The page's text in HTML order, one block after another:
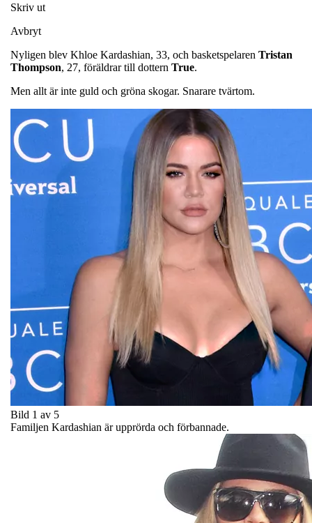
Skriv ut
Avbryt
Nyligen blev Khloe Kardashian, 33, och basketspelaren Tristan
Thompson, 27, föräldrar till dottern True.
Men allt är inte guld och gröna skogar. Snarare tvärtom.
Bild 1 av 5
Familjen Kardashian är upprörda och förbannade.